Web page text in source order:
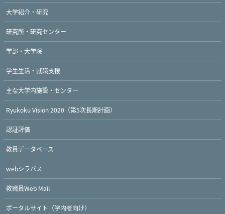
Twitter FacebookYouTube
大学紹介・研究
研究所・研究センター
学部・大学院
学生生活・就職支援
主な大学内施設・センター
Ryukoku Vision 2020（第5次長期計画）
認証評価
教員データベース
webシラバス
教職員Web Mail
ポータルサイト（学内者向け）